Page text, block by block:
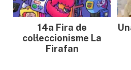
14a Fira de
col·leccionisme La
Firafan